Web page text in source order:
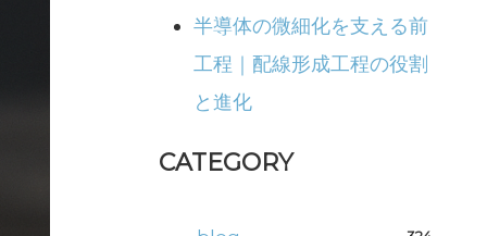
半導体の微細化を支える前
工程｜配線形成工程の役割
と進化
CATEGORY